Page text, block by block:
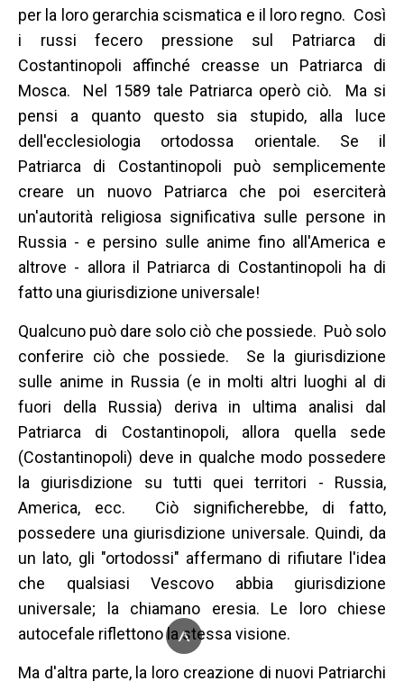
per la loro gerarchia scismatica e il loro regno. Così
i russi fecero pressione sul Patriarca di
Costantinopoli affinché creasse un Patriarca di
Mosca. Nel 1589 tale Patriarca operò ciò. Ma si
pensi a quanto questo sia stupido, alla luce
dell'ecclesiologia ortodossa orientale. Se il
Patriarca di Costantinopoli può semplicemente
creare un nuovo Patriarca che poi eserciterà
un'autorità religiosa significativa sulle persone in
Russia - e persino sulle anime fino all'America e
altrove - allora il Patriarca di Costantinopoli ha di
fatto una giurisdizione universale!
Qualcuno può dare solo ciò che possiede. Può solo
conferire ciò che possiede. Se la giurisdizione
sulle anime in Russia (e in molti altri luoghi al di
fuori della Russia) deriva in ultima analisi dal
Patriarca di Costantinopoli, allora quella sede
(Costantinopoli) deve in qualche modo possedere
la giurisdizione su tutti quei territori - Russia,
America, ecc. Ciò significherebbe, di fatto,
possedere una giurisdizione universale. Quindi, da
un lato, gli "ortodossi" affermano di rifiutare l'idea
che qualsiasi Vescovo abbia giurisdizione
universale; la chiamano eresia. Le loro chiese
autocefale riflettono la stessa visione.
Ma d'altra parte, la loro creazione di nuovi Patriarchi
^